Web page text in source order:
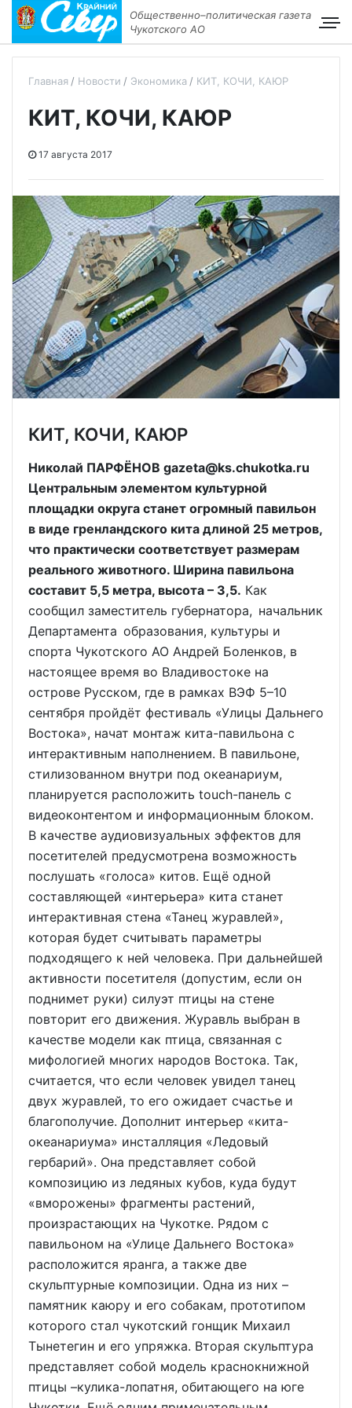
Общественно–политическая газета
Чукотского АО
Главная Новости Экономика КИТ, КОЧИ, КАЮР
КИТ, КОЧИ, КАЮР
17 августа 2017
КИТ, КОЧИ, КАЮР
Николай ПАРФЁНОВ gazeta@ks.chukotka.ru
Центральным элементом культурной
площадки округа станет огромный павильон
в виде гренландского кита длиной 25 метров,
что практически соответствует размерам
реального животного. Ширина павильона
составит 5,5 метра, высота – 3,5. Как
сообщил заместитель губернатора, начальник
Департамента образования, культуры и
спорта Чукотского АО Андрей Боленков, в
настоящее время во Владивостоке на
острове Русском, где в рамках ВЭФ 5–10
сентября пройдёт фестиваль «Улицы Дальнего
Востока», начат монтаж кита-павильона с
интерактивным наполнением. В павильоне,
стилизованном внутри под океанариум,
планируется расположить touch-панель с
видеоконтентом и информационным блоком.
В качестве аудиовизуальных эффектов для
посетителей предусмотрена возможность
послушать «голоса» китов. Ещё одной
составляющей «интерьера» кита станет
интерактивная стена «Танец журавлей»,
которая будет считывать параметры
подходящего к ней человека. При дальнейшей
активности посетителя (допустим, если он
поднимет руки) силуэт птицы на стене
повторит его движения. Журавль выбран в
качестве модели как птица, связанная с
мифологией многих народов Востока. Так,
считается, что если человек увидел танец
двух журавлей, то его ожидает счастье и
благополучие. Дополнит интерьер «кита-
океанариума» инсталляция «Ледовый
гербарий». Она представляет собой
композицию из ледяных кубов, куда будут
«вморожены» фрагменты растений,
произрастающих на Чукотке. Рядом с
павильоном на «Улице Дальнего Востока»
расположится яранга, а также две
скульптурные композиции. Одна из них –
памятник каюру и его собакам, прототипом
которого стал чукотский гонщик Михаил
Тынетегин и его упряжка. Вторая скульптура
представляет собой модель краснокнижной
птицы –кулика-лопатня, обитающего на юге